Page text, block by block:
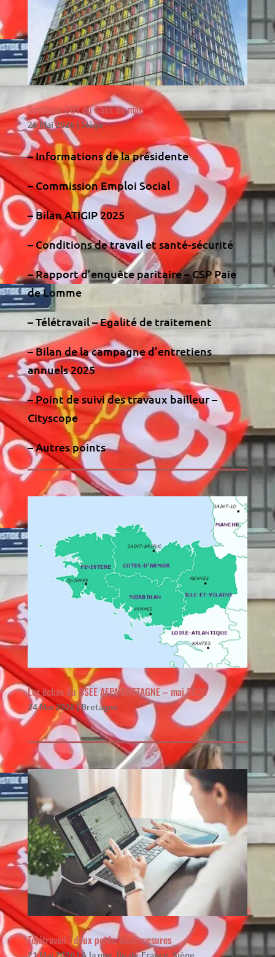
Synthèse CGT du CSEE de mai
26 Mai 2026|Siège
– Informations de la présidente
– Commission Emploi Social
– Bilan ATIGIP 2025
– Conditions de travail et santé-sécurité
– Rapport d’enquête paritaire – CSP Paie
de Lomme
– Télétravail – Egalité de traitement
– Bilan de la campagne d’entretiens
annuels 2025
– Point de suivi des travaux bailleur –
Cityscope
– Autres points
Les échos du CSEE AFPA BRETAGNE – mai 2026
24 Mai 2026|Bretagne
Télétravail : deux poids, deux mesures